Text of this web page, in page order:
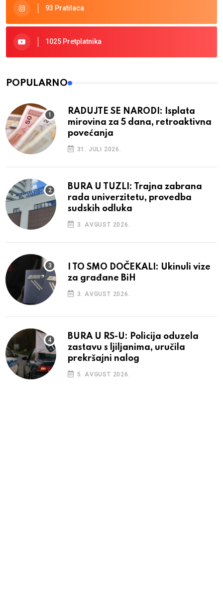
93 Pratilaca
1025 Pretplatnika
POPULARNO
RADUJTE SE NARODI: Isplata
mirovina za 5 dana, retroaktivna
povećanja
31. JULI 2026.
BURA U TUZLI: Trajna zabrana
rada univerzitetu, provedba
sudskih odluka
3. AVGUST 2026.
I TO SMO DOČEKALI: Ukinuli vize
za građane BiH
3. AVGUST 2026.
BURA U RS-U: Policija oduzela
zastavu s ljiljanima, uručila
prekršajni nalog
5. AVGUST 2026.